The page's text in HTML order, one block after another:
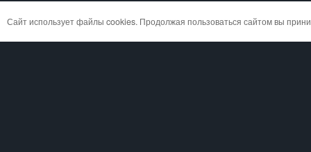
Сайт использует файлы cookies. Продолжая пользоваться сайтом вы